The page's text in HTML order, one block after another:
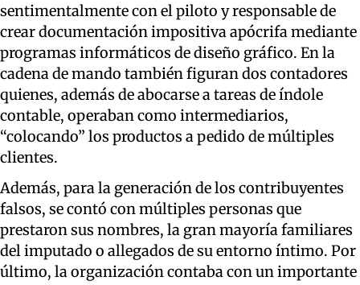
sentimentalmente con el piloto y responsable de
crear documentación impositiva apócrifa mediante
programas informáticos de diseño gráfico. En la
cadena de mando también figuran dos contadores
quienes, además de abocarse a tareas de índole
contable, operaban como intermediarios,
“colocando” los productos a pedido de múltiples
clientes.
Además, para la generación de los contribuyentes
falsos, se contó con múltiples personas que
prestaron sus nombres, la gran mayoría familiares
del imputado o allegados de su entorno íntimo. Por
último, la organización contaba con un importante